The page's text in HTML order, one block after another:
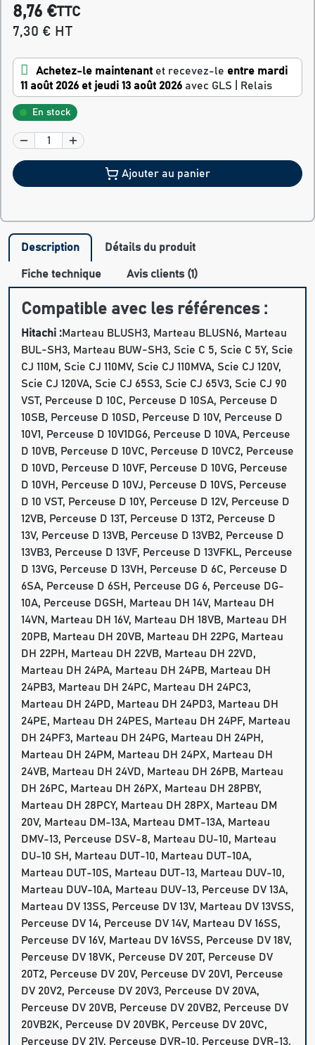
8,76 €TTC
7,30 € HT
Achetez-le maintenant et recevez-le entre mardi
11 août 2026 et jeudi 13 août 2026 avec GLS | Relais
En stock
Ajouter au panier
Description Détails du produit
Fiche technique Avis clients (1)
Compatible avec les références :
Hitachi :Marteau BLUSH3, Marteau BLUSN6, Marteau
BUL-SH3, Marteau BUW-SH3, Scie C 5, Scie C 5Y, Scie
CJ 110M, Scie CJ 110MV, Scie CJ 110MVA, Scie CJ 120V,
Scie CJ 120VA, Scie CJ 65S3, Scie CJ 65V3, Scie CJ 90
VST, Perceuse D 10C, Perceuse D 10SA, Perceuse D
10SB, Perceuse D 10SD, Perceuse D 10V, Perceuse D
10V1, Perceuse D 10V1DG6, Perceuse D 10VA, Perceuse
D 10VB, Perceuse D 10VC, Perceuse D 10VC2, Perceuse
D 10VD, Perceuse D 10VF, Perceuse D 10VG, Perceuse
D 10VH, Perceuse D 10VJ, Perceuse D 10VS, Perceuse
D 10 VST, Perceuse D 10Y, Perceuse D 12V, Perceuse D
12VB, Perceuse D 13T, Perceuse D 13T2, Perceuse D
13V, Perceuse D 13VB, Perceuse D 13VB2, Perceuse D
13VB3, Perceuse D 13VF, Perceuse D 13VFKL, Perceuse
D 13VG, Perceuse D 13VH, Perceuse D 6C, Perceuse D
6SA, Perceuse D 6SH, Perceuse DG 6, Perceuse DG-
10A, Perceuse DGSH, Marteau DH 14V, Marteau DH
14VN, Marteau DH 16V, Marteau DH 18VB, Marteau DH
20PB, Marteau DH 20VB, Marteau DH 22PG, Marteau
DH 22PH, Marteau DH 22VB, Marteau DH 22VD,
Marteau DH 24PA, Marteau DH 24PB, Marteau DH
24PB3, Marteau DH 24PC, Marteau DH 24PC3,
Marteau DH 24PD, Marteau DH 24PD3, Marteau DH
24PE, Marteau DH 24PES, Marteau DH 24PF, Marteau
DH 24PF3, Marteau DH 24PG, Marteau DH 24PH,
Marteau DH 24PM, Marteau DH 24PX, Marteau DH
24VB, Marteau DH 24VD, Marteau DH 26PB, Marteau
DH 26PC, Marteau DH 26PX, Marteau DH 28PBY,
Marteau DH 28PCY, Marteau DH 28PX, Marteau DM
20V, Marteau DM-13A, Marteau DMT-13A, Marteau
DMV-13, Perceuse DSV-8, Marteau DU-10, Marteau
DU-10 SH, Marteau DUT-10, Marteau DUT-10A,
Marteau DUT-10S, Marteau DUT-13, Marteau DUV-10,
Marteau DUV-10A, Marteau DUV-13, Perceuse DV 13A,
Marteau DV 13SS, Perceuse DV 13V, Marteau DV 13VSS,
Perceuse DV 14, Perceuse DV 14V, Marteau DV 16SS,
Perceuse DV 16V, Marteau DV 16VSS, Perceuse DV 18V,
Perceuse DV 18VK, Perceuse DV 20T, Perceuse DV
20T2, Perceuse DV 20V, Perceuse DV 20V1, Perceuse
DV 20V2, Perceuse DV 20V3, Perceuse DV 20VA,
Perceuse DV 20VB, Perceuse DV 20VB2, Perceuse DV
20VB2K, Perceuse DV 20VBK, Perceuse DV 20VC,
Perceuse DV 21V, Perceuse DVR-10, Perceuse DVR-13,